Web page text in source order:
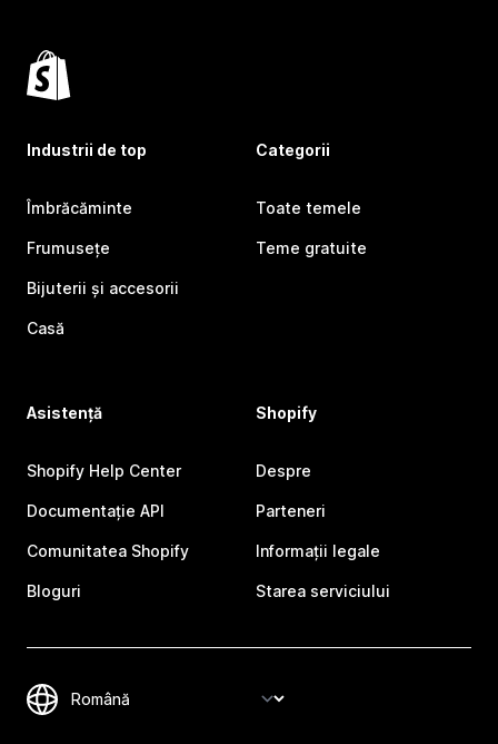
Industrii de top
Îmbrăcăminte
Frumusețe
Bijuterii și accesorii
Casă
Categorii
Toate temele
Teme gratuite
Asistență
Shopify Help Center
Documentație API
Comunitatea Shopify
Bloguri
Shopify
Despre
Parteneri
Informații legale
Starea serviciului